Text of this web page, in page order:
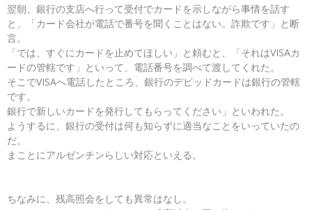
翌朝、銀行の支店へ行って受付でカードを示しながら事情を話す
と、「カード会社が電話で番号を聞くことはない。詐欺です」と断
言。
「では、すぐにカードを止めてほしい」と頼むと、「それはVISAカ
ードの管轄です」といって、電話番号を調べて渡してくれた。
そこでVISAへ電話したところ、銀行のデビッドカードは銀行の管轄
です。
銀行で新しいカードを発行してもらってください」といわれた。
ようするに、銀行の受付は何も知らずに適当なことをいっていたの
だ。
まことにアルゼンチンらしい対応といえる。
ちなみに、残高照会をしても異常はなし。